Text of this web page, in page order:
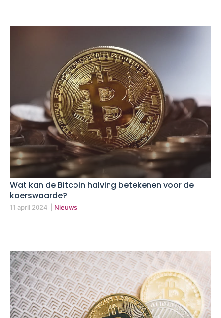
Wat kan de Bitcoin halving betekenen voor de
koerswaarde?
11 april 2024 Nieuws